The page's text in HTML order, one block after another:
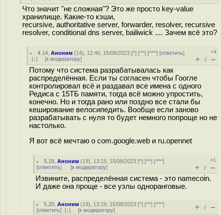
Что значит "не сложная"? Это же просто key-value
хранилище. Какие-то кэши,
recursive, authoritative server, forwarder, resolver, recursive
resolver, conditional dns server, bailiwick .... Зачем всё это?
4.14 ,Аноним (14), 12:40, 15/08/2023 [^] [^^] [^^^] [ответить]
[↓] [к модератору]
+4
+ / –
Потому что система разрабатывалась как
распределённая. Если ты согласен чтобы Гоогле
контролировал всё и раздавал все имена с одного
Редиса с 15ТБ памяти, тогда всё можно упростить,
конечно. Но и тогда рано или поздно все стали бы
кеширование велосипедить. Вообще если заново
разрабатывать с нуля то будет немного попроще но не
настолько.
Я вот всё мечтаю о com.google.web и ru.opennet
5.19 ,Аноним (19), 13:15, 15/08/2023 [^] [^^] [^^^]
[ответить] [к модератору]
+1
+ / –
Извините, распределённая система - это namecoin.
И даже она проще - все узлы одноранговые.
5.20 ,Аноним (19), 13:19, 15/08/2023 [^] [^^] [^^^]
[ответить] [↓] [к модератору] + / –